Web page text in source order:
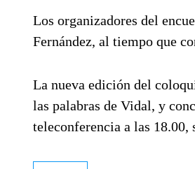
Los organizadores del
Fernández, al tiempo que
La nueva edición del
las palabras de Vidal, y
teleconferencia a las